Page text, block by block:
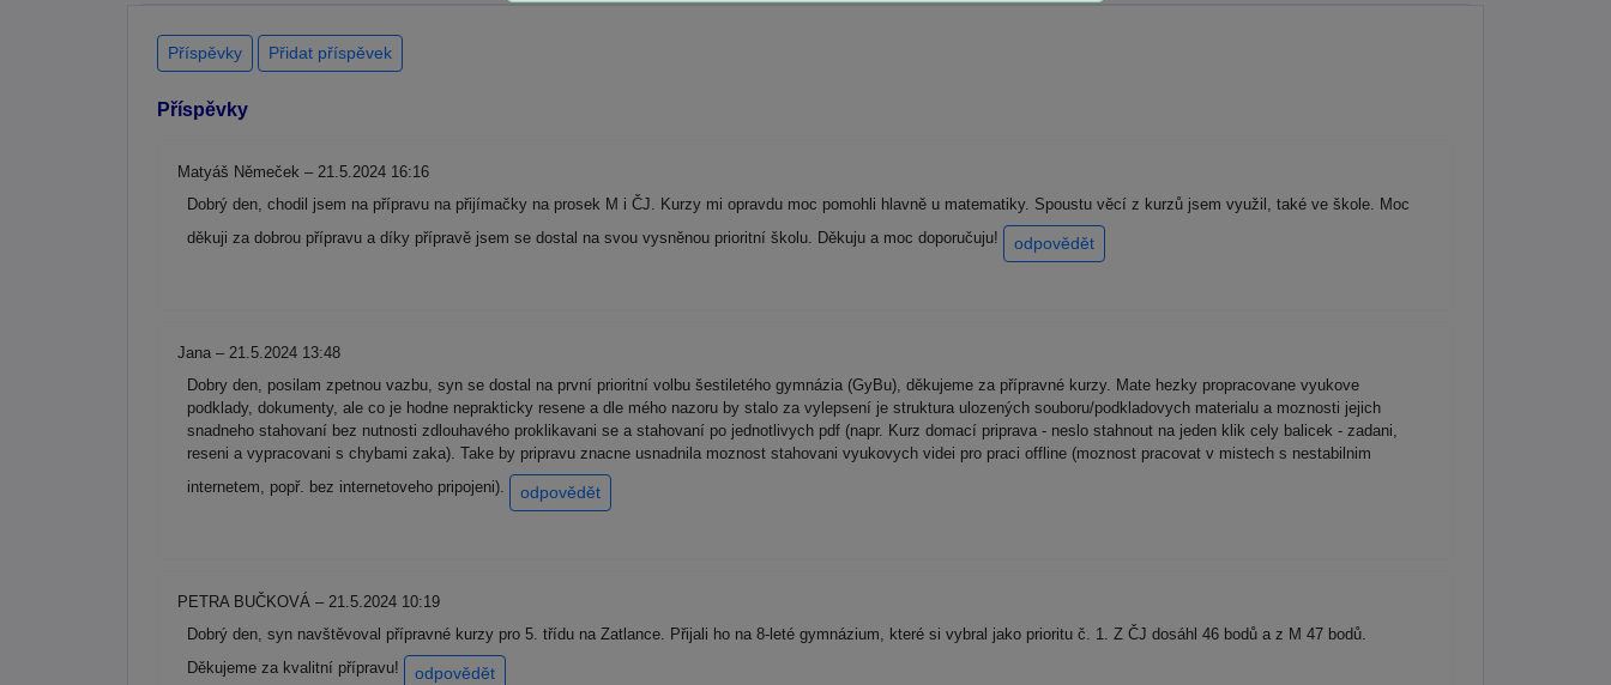
Příspěvky Přidat příspěvek
Příspěvky
Matyáš Němeček – 21.5.2024 16:16
Dobrý den, chodil jsem na přípravu na přijímačky na prosek M i ČJ. Kurzy mi opravdu moc pomohli hlavně u matematiky. Spoustu věcí z kurzů jsem využil, také ve škole. Moc
děkuji za dobrou přípravu a díky přípravě jsem se dostal na svou vysněnou prioritní školu. Děkuju a moc doporučuju!
odpovědět
Jana – 21.5.2024 13:48
Dobry den, posilam zpetnou vazbu, syn se dostal na první prioritní volbu šestiletého gymnázia (GyBu), děkujeme za přípravné kurzy. Mate hezky propracovane vyukove
podklady, dokumenty, ale co je hodne neprakticky resene a dle mého nazoru by stalo za vylepsení je struktura ulozených souboru/podkladovych materialu a moznosti jejich
snadneho stahovaní bez nutnosti zdlouhavého proklikavani se a stahovaní po jednotlivych pdf (napr. Kurz domací priprava - neslo stahnout na jeden klik cely balicek - zadani,
reseni a vypracovani s chybami zaka). Take by pripravu znacne usnadnila moznost stahovani vyukovych videi pro praci offline (moznost pracovat v mistech s nestabilnim
internetem, popř. bez internetoveho pripojeni).
odpovědět
PETRA BUČKOVÁ – 21.5.2024 10:19
Dobrý den, syn navštěvoval přípravné kurzy pro 5. třídu na Zatlance. Přijali ho na 8-leté gymnázium, které si vybral jako prioritu č. 1. Z ČJ dosáhl 46 bodů a z M 47 bodů.
Děkujeme za kvalitní přípravu!
odpovědět